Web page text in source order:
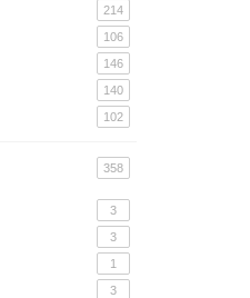
214
106
146
140
102
358
3
3
1
3